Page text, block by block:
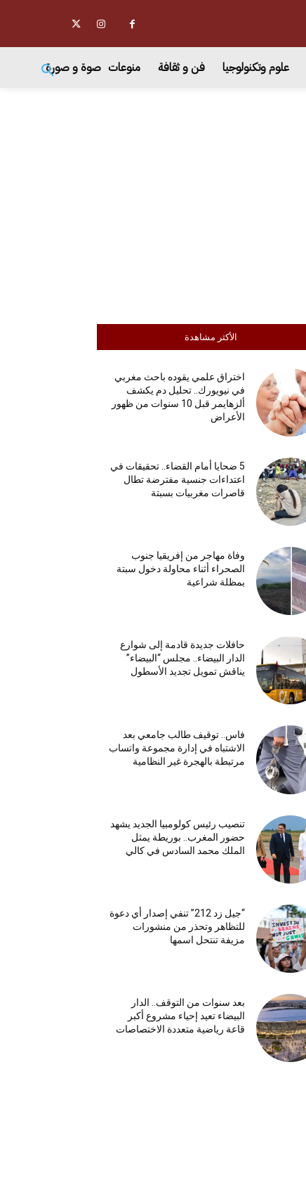
علوم وتكنولوجيا فن و ثقافة منوعات صوة و صورة
الأكثر مشاهدة
اختراق علمي يقوده باحث مغربي
في نيويورك.. تحليل دم يكشف
ألزهايمر قبل 10 سنوات من ظهور
الأعراض
5 ضحايا أمام القضاء.. تحقيقات في
اعتداءات جنسية مفترضة تطال
قاصرات مغربيات بسبتة
وفاة مهاجر من إفريقيا جنوب
الصحراء أثناء محاولة دخول سبتة
بمظلة شراعية
حافلات جديدة قادمة إلى شوارع
الدار البيضاء.. مجلس “البيضاء”
يناقش تمويل تجديد الأسطول
فاس.. توقيف طالب جامعي بعد
الاشتباه في إدارة مجموعة واتساب
مرتبطة بالهجرة غير النظامية
تنصيب رئيس كولومبيا الجديد يشهد
حضور المغرب.. بوريطة يمثل
الملك محمد السادس في كالي
“جيل زد 212” تنفي إصدار أي دعوة
للتظاهر وتحذر من منشورات
مزيفة تنتحل اسمها
بعد سنوات من التوقف.. الدار
البيضاء تعيد إحياء مشروع أكبر
قاعة رياضية متعددة الاختصاصات